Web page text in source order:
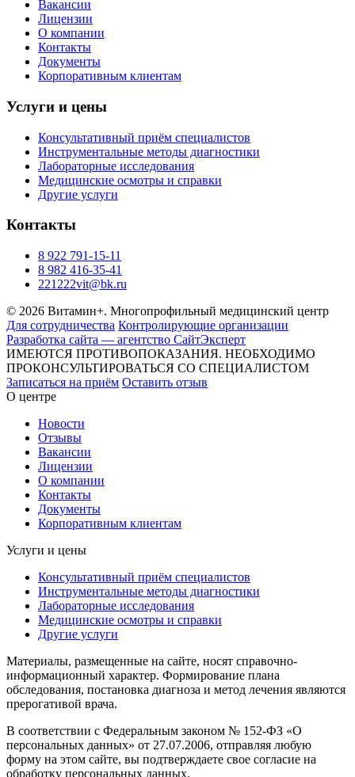
Вакансии
Лицензии
О компании
Контакты
Документы
Корпоративным клиентам
Услуги и цены
Консультативный приём специалистов
Инструментальные методы диагностики
Лабораторные исследования
Медицинские осмотры и справки
Другие услуги
Контакты
8 922 791-15-11
8 982 416-35-41
221222vit@bk.ru
© 2026 Витамин+. Многопрофильный медицинский центр
Для сотрудничества Контролирующие организации
Разработка сайта — агентство СайтЭксперт
ИМЕЮТСЯ ПРОТИВОПОКАЗАНИЯ. НЕОБХОДИМО
ПРОКОНСУЛЬТИРОВАТЬСЯ СО СПЕЦИАЛИСТОМ
Записаться на приём Оставить отзыв
О центре
Новости
Отзывы
Вакансии
Лицензии
О компании
Контакты
Документы
Корпоративным клиентам
Услуги и цены
Консультативный приём специалистов
Инструментальные методы диагностики
Лабораторные исследования
Медицинские осмотры и справки
Другие услуги
Материалы, размещенные на сайте, носят справочно-
информационный характер. Формирование плана
обследования, постановка диагноза и метод лечения являются
прерогативой врача.
В соответствии с Федеральным законом № 152-ФЗ «О
персональных данных» от 27.07.2006, отправляя любую
форму на этом сайте, вы подтверждаете свое согласие на
обработку персональных данных.